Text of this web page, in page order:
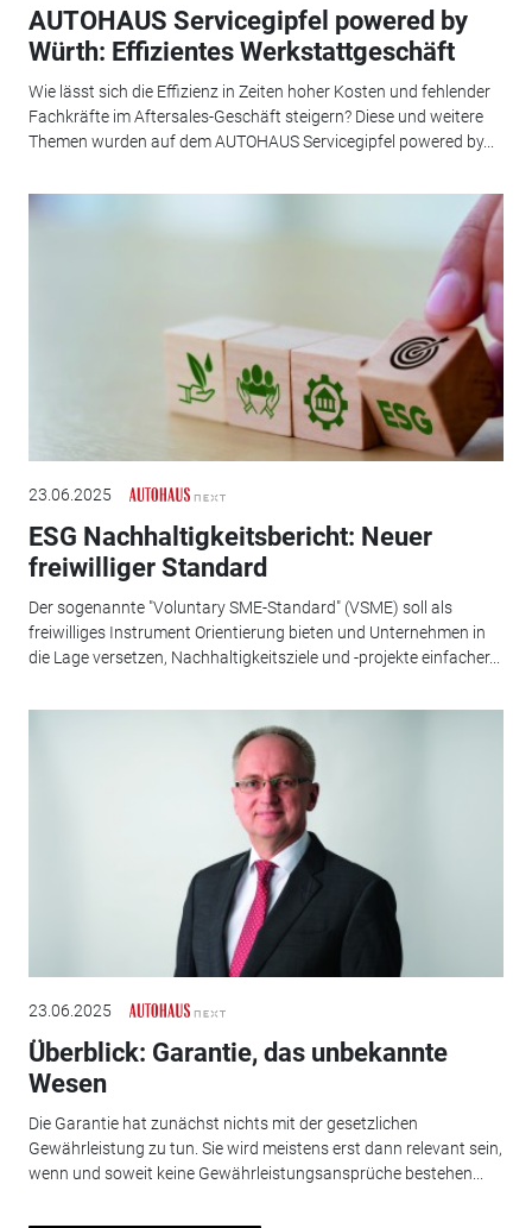
AUTOHAUS Servicegipfel powered by
Würth: Effizientes Werkstattgeschäft
Wie lässt sich die Effizienz in Zeiten hoher Kosten und fehlender
Fachkräfte im Aftersales-Geschäft steigern? Diese und weitere
Themen wurden auf dem AUTOHAUS Servicegipfel powered by...
23.06.2025
ESG Nachhaltigkeitsbericht: Neuer
freiwilliger Standard
Der sogenannte "Voluntary SME-Standard" (VSME) soll als
freiwilliges Instrument Orientierung bieten und Unternehmen in
die Lage versetzen, Nachhaltigkeitsziele und -projekte einfacher...
23.06.2025
Überblick: Garantie, das unbekannte
Wesen
Die Garantie hat zunächst nichts mit der gesetzlichen
Gewährleistung zu tun. Sie wird meistens erst dann relevant sein,
wenn und soweit keine Gewährleistungsansprüche bestehen...